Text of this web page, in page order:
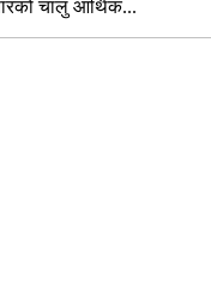
चालु आर्थिक...